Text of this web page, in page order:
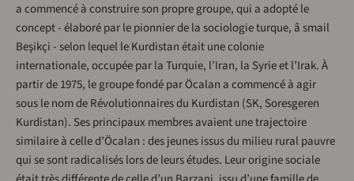
a commencé à construire son propre groupe, qui a adopté le
concept - élaboré par le pionnier de la sociologie turque, â smail
Beşikçi - selon lequel le Kurdistan était une colonie
internationale, occupée par la Turquie, l’Iran, la Syrie et l’Irak. À
partir de 1975, le groupe fondé par Öcalan a commencé à agir
sous le nom de Révolutionnaires du Kurdistan (SK, Soresgeren
Kurdistan). Ses principaux membres avaient une trajectoire
similaire à celle d’Öcalan : des jeunes issus du milieu rural pauvre
qui se sont radicalisés lors de leurs études. Leur origine sociale